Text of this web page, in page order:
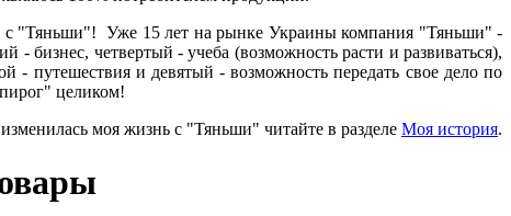
с "Тяньши"! Уже 15 лет на рынке Украины компания "Тяньши" -
- бизнес, четвертый - учеба (возможность расти и развиваться),
путешествия и девятый - возможность передать свое дело по
целиком!
моя жизнь с "Тяньши" читайте в разделе Моя история.